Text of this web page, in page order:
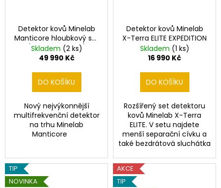
Detektor kovů Minelab
Manticore hloubkový set
(3 sondy v ceně)
Skladem (2 ks)
49 990 Kč
DO KOŠÍKU
Nový nejvýkonnější
multifrekvenční detektor
na trhu Minelab
Manticore
Detektor kovů Minelab
X-Terra ELITE EXPEDITION
Skladem (1 ks)
16 990 Kč
DO KOŠÍKU
Rozšířený set detektoru
kovů Minelab X-Terra
ELITE. V setu najdete
menší separační cívku a
také bezdrátová sluchátka
TIP
NOVINKA
AKCE
TIP